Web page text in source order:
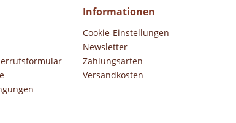
Informationen
Cookie-Einstellungen
Newsletter
Zahlungsarten
Versandkosten